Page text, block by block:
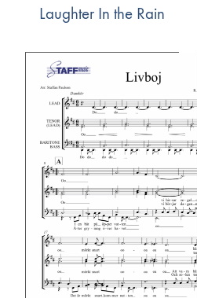
Laughter In the Rain